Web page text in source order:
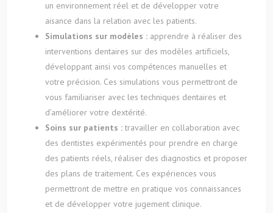
un environnement réel et de développer votre
aisance dans la relation avec les patients.
Simulations sur modèles : apprendre à réaliser des
interventions dentaires sur des modèles artificiels,
développant ainsi vos compétences manuelles et
votre précision. Ces simulations vous permettront de
vous familiariser avec les techniques dentaires et
d’améliorer votre dextérité.
Soins sur patients :travailler en collaboration avec
des dentistes expérimentés pour prendre en charge
des patients réels, réaliser des diagnostics et proposer
des plans de traitement. Ces expériences vous
permettront de mettre en pratique vos connaissances
et de développer votre jugement clinique.